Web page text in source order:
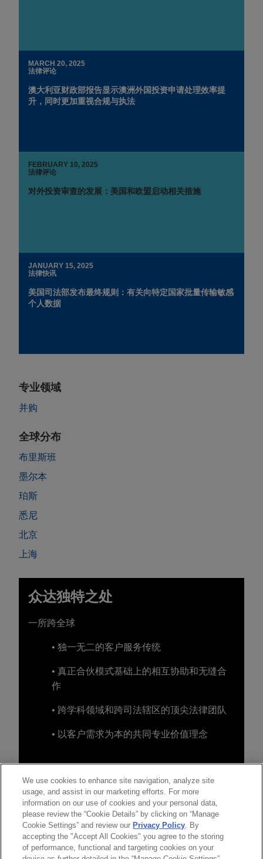
MARCH 20, 2025
法律评论
澳大利亚财政部报告显示澳洲外国投资申请处理效率提
升，同时更加重视合规与执法
FEBRUARY 10, 2025
法律评论
对外投资审查的发展：美国和欧盟启动相关措施
JANUARY 15, 2025
法律快讯
美国司法部发布最终规则：有关向特定国家批量传输敏感
个人数据
专业领域
并购
全球分布
布里斯班
墨尔本
珀斯
悉尼
北京
上海
众达独特之处
一所跨全球
• 独一无二的客户服务传统
• 真正合伙模式基础上的相互协助和无缝合
作
• 跨学科领域和跨司法辖区的顶尖法律团队
• 以客户需求为本的共同专业价值理念
We use cookies to enhance site navigation, analyze site
usage, and assist in our marketing efforts. For more
information on our use of cookies and your personal data,
please review the “Cookie Details” by clicking on “Manage
Cookie Settings” and review our Privacy Policy. By
accepting the "Accept All Cookies" you agree to the storing
of performance, functional and targeting cookies on your